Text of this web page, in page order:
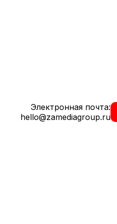
Электронная почта:
hello@zamediagroup.ru
и лучшие практики.